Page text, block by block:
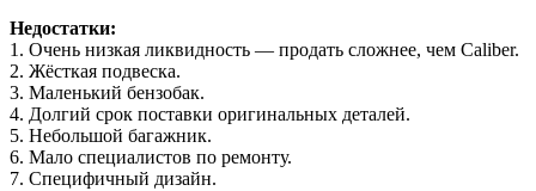
Недостатки:
1. Очень низкая ликвидность — продать сложнее, чем Caliber.
2. Жёсткая подвеска.
3. Маленький бензобак.
4. Долгий срок поставки оригинальных деталей.
5. Небольшой багажник.
6. Мало специалистов по ремонту.
7. Специфичный дизайн.